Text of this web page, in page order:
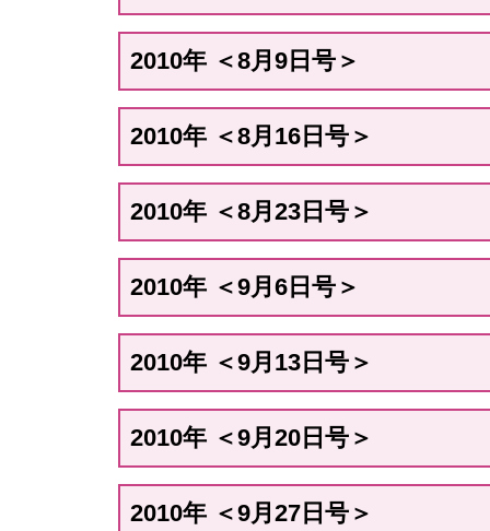
2010年 ＜8月9日号＞
2010年 ＜8月16日号＞
2010年 ＜8月23日号＞
2010年 ＜9月6日号＞
2010年 ＜9月13日号＞
2010年 ＜9月20日号＞
2010年 ＜9月27日号＞